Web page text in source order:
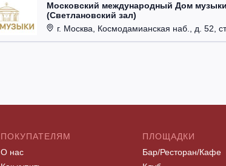
Московский международный Дом музыки
(Светлановский зал)
г. Москва, Космодамианская наб., д. 52, стр. 8.
ПОКУПАТЕЛЯМ
О нас
ПЛОЩАДКИ
Бар/Ресторан/Кафе